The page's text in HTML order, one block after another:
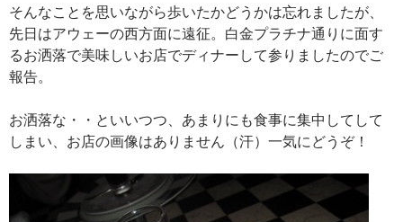
そんなことを思いながら歩いたかどうかは忘れましたが、
先日はアウェーの西方面に遠征。白金プラチナ通りに面す
るお洒落で美味しいお店でディナーして参りましたのでご
報告。
お洒落な・・といいつつ、あまりにも食事に集中してして
しまい、お店の画像はありません（汗）一気にどうぞ！